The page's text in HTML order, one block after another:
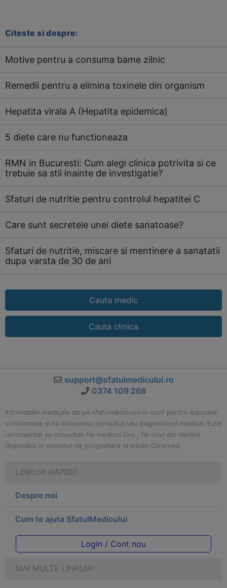
Citeste si despre:
Motive pentru a consuma bame zilnic
Remedii pentru a elimina toxinele din organism
Hepatita virala A (Hepatita epidemica)
5 diete care nu functioneaza
RMN in Bucuresti: Cum alegi clinica potrivita si ce
trebuie sa stii inainte de investigatie?
Sfaturi de nutritie pentru controlul hepatitei C
Care sunt secretele unei diete sanatoase?
Sfaturi de nutritie, miscare si mentinere a sanatatii
dupa varsta de 30 de ani
Cauta medic
Cauta clinica
support@sfatulmedicului.ro
0374 109 268
Informatiile medicale de pe sfatulmedicului.ro sunt pentru educatie
si informare si nu inlocuiesc consultul sau diagnosticul medical. Este
recomandat sa consultati fie medicul Dvs., fie unul din medicii
disponibili in sistemul de programare la medic Clickmed.
LINKURI RAPIDE
Despre noi
Cum te ajuta SfatulMedicului
Login / Cont nou
MAI MULTE LINKURI